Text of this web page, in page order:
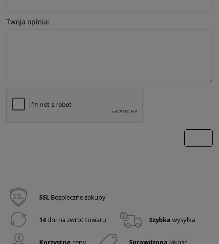
Twoja opinia:
SSL Bezpieczne zakupy
14dni na zwrot towaru Szybka wysyłka
Korzystne ceny Sprawdzona jakość